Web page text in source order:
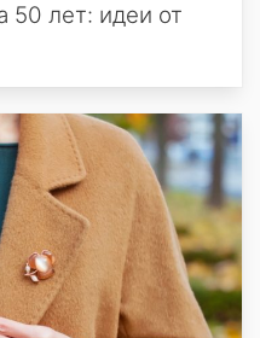
50 лет: идеи от